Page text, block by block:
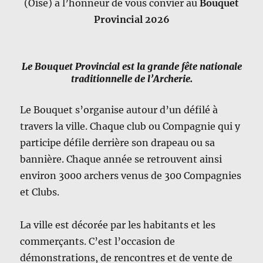
(Oise) a l’honneur de vous convier au Bouquet
Provincial 2026
Le Bouquet Provincial est la grande fête nationale
traditionnelle de l’Archerie.
Le Bouquet s’organise autour d’un défilé à
travers la ville. Chaque club ou Compagnie qui y
participe défile derrière son drapeau ou sa
bannière. Chaque année se retrouvent ainsi
environ 3000 archers venus de 300 Compagnies
et Clubs.
La ville est décorée par les habitants et les
commerçants. C’est l’occasion de
démonstrations, de rencontres et de vente de